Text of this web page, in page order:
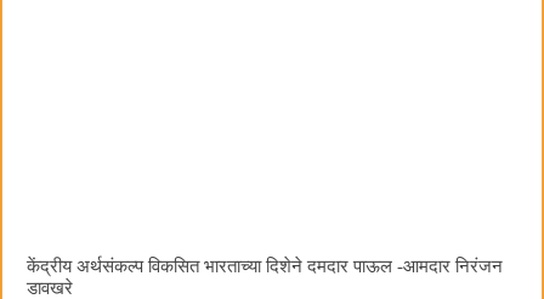
केंद्रीय अर्थसंकल्प विकसित भारताच्या दिशेने दमदार पाऊल -आमदार निरंजन
डावखरे